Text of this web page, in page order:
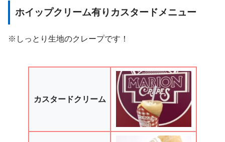
ホイップクリーム有りカスタードメニュー
※しっとり生地のクレープです！
カスタードクリーム